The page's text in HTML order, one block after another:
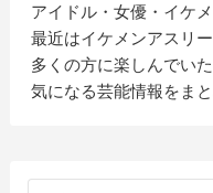
アイドル・女優・イケ
最近はイケメンアスリ
多くの方に楽しんでいた
気になる芸能情報をま